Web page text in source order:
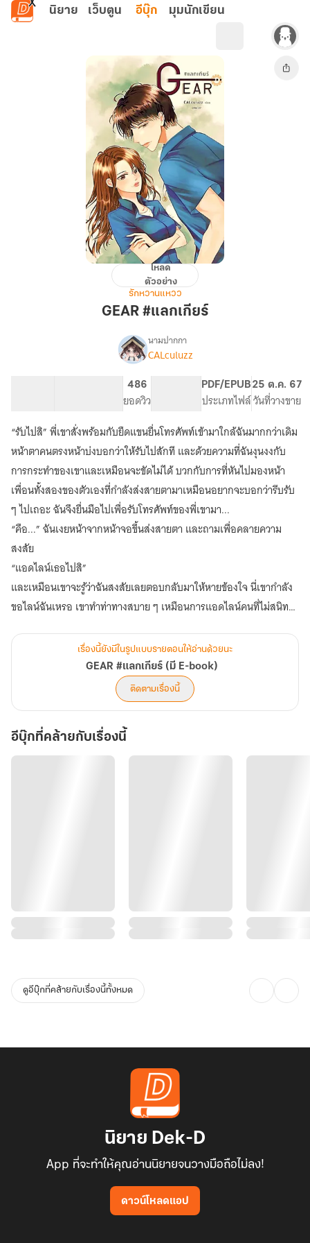
ข้ามไปยังเนื้อหาหลัก
นิยาย เว็บตูน อีบุ๊ก มุมนักเขียน
GEAR
เกียร์
โหลด
ตัวอย่าง
รักหวานแหวว
GEAR #แลกเกียร์
เรื่องGEAR
book)
นามปากกา
CALculuzz
486
ยอดวิว
PDF/EPUB
ประเภทไฟล์
25 ต.ค. 67
วันที่วางขาย
“รับไปสิ” พี่เขาสั่งพร้อมกับยืดแขนยื่นโทรศัพท์เข้ามาใกล้ฉันมากกว่าเดิม
หน้าตาคนตรงหน้าบ่งบอกว่าให้รับไปสักที และด้วยความที่ฉันงุนงงกับ
การกระทำของเขาและเหมือนจะขัดไม่ได้ บวกกับการที่หันไปมองหน้า
เพื่อนทั้งสองของตัวเองที่กำลังส่งสายตามาเหมือนอยากจะบอกว่ารีบรับ
ๆ ไปเถอะ ฉันจึงยื่นมือไปเพื่อรับโทรศัพท์ของพี่เขามา...
“คือ...” ฉันเงยหน้าจากหน้าจอขึ้นส่งสายตา และถามเพื่อคลายความ
สงสัย
“แอดไลน์เธอไปสิ”
และเหมือนเขาจะรู้ว่าฉันสงสัยเลยตอบกลับมาให้หายข้องใจ นี่เขากำลัง
ขอไลน์ฉันเหรอ เขาทำท่าทางสบาย ๆ เหมือนการแอดไลน์คนที่ไม่สนิท
คนที่นั่งอยู่โต๊ะนี้งงจนไม่มีใครพูดอะไรแล้ว
“หึ...ร้าย” และเป็นพี่แบล็คที่พูดขึ้นมาหลังจากที่ไม่เคยมีบทเหมือนกับคน
อื่นเขาเลย พร้อมกับยิ้มที่มุมปากอย่างกับกำลังคิดอะไรบางอย่างอยู่ในใจ
“ไอ้อัคคค มึงไปเอาความกล้านี้มาจากไหน”
หลังจากนั้นพวกพี่เขาก็เริ่มเปิดบทสนทนา และโวยวายถึงการกระทำของ
เขา บ้างก็บอกว่าขนาดพวกพี่เขายังไม่มีไลน์ฉันเลย บ้างก็ว่าเขา...รุกแรง
“ก็บอกให้ชวนคุย ก็นี่ไง...ไม่ถนัดพูด...”
เรื่องนี้ยังมีในรูปแบบรายตอนให้อ่านด้วยนะ
GEAR #แลกเกียร์ (มี E-book)
ติดตามเรื่องนี้
อีบุ๊กที่คล้ายกับเรื่องนี้
ดูอีบุ๊กที่คล้ายกับเรื่องนี้ทั้งหมด
นิยาย Dek-D
App ที่จะทำให้คุณอ่านนิยายจนวางมือถือไม่ลง!
ดาวน์โหลดแอป